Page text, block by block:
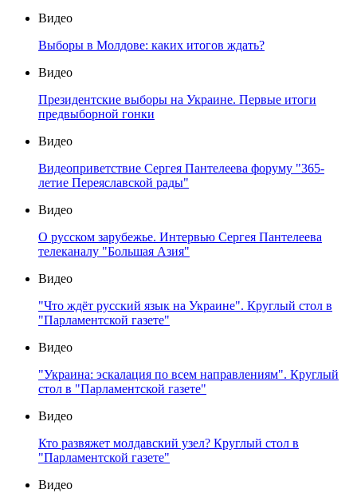
Видео
Выборы в Молдове: каких итогов ждать?
Видео
Президентские выборы на Украине. Первые итоги
предвыборной гонки
Видео
Видеоприветствие Сергея Пантелеева форуму "365-
летие Переяславской рады"
Видео
О русском зарубежье. Интервью Сергея Пантелеева
телеканалу "Большая Азия"
Видео
"Что ждёт русский язык на Украине". Круглый стол в
"Парламентской газете"
Видео
"Украина: эскалация по всем направлениям". Круглый
стол в "Парламентской газете"
Видео
Кто развяжет молдавский узел? Круглый стол в
"Парламентской газете"
Видео